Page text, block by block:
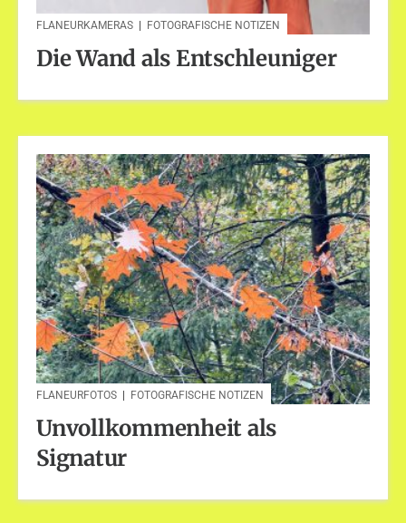
FLANEURKAMERAS FOTOGRAFISCHE NOTIZEN
Die Wand als Entschleuniger
FLANEURFOTOS FOTOGRAFISCHE NOTIZEN
Unvollkommenheit als
Signatur